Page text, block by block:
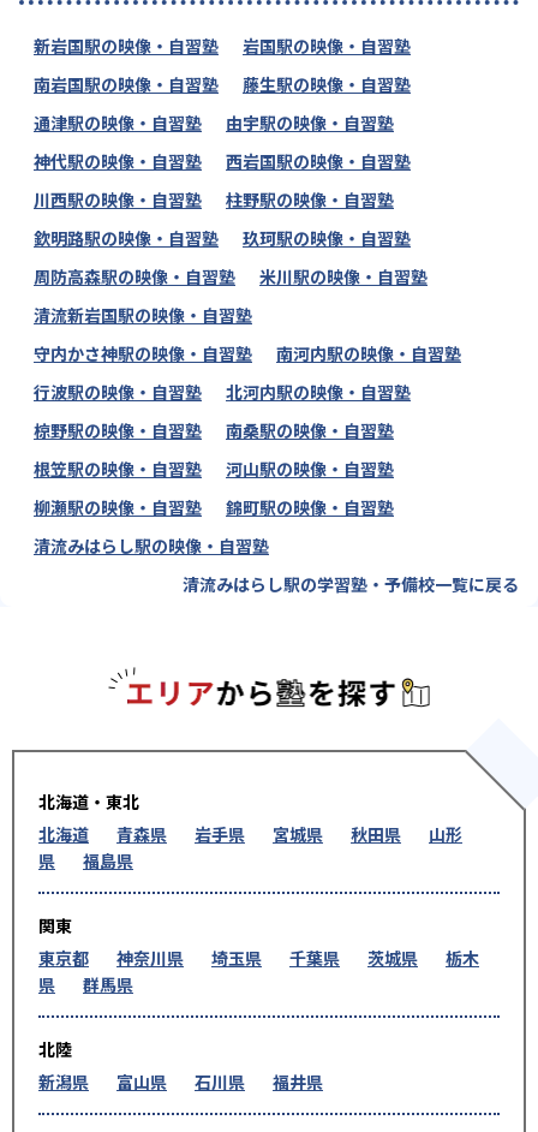
新岩国駅の映像・自習塾
岩国駅の映像・自習塾
南岩国駅の映像・自習塾
藤生駅の映像・自習塾
通津駅の映像・自習塾
由宇駅の映像・自習塾
神代駅の映像・自習塾
西岩国駅の映像・自習塾
川西駅の映像・自習塾
柱野駅の映像・自習塾
欽明路駅の映像・自習塾
玖珂駅の映像・自習塾
周防高森駅の映像・自習塾
米川駅の映像・自習塾
清流新岩国駅の映像・自習塾
守内かさ神駅の映像・自習塾
南河内駅の映像・自習塾
行波駅の映像・自習塾
北河内駅の映像・自習塾
椋野駅の映像・自習塾
南桑駅の映像・自習塾
根笠駅の映像・自習塾
河山駅の映像・自習塾
柳瀬駅の映像・自習塾
錦町駅の映像・自習塾
清流みはらし駅の映像・自習塾
清流みはらし駅の学習塾・予備校一覧に戻る
北海道・東北
北海道
青森県 岩手県 宮城県 秋田県
山形
県
福島県
関東
東京都
神奈川県 埼玉県 千葉県 茨城県
栃木
県
群馬県
北陸
新潟県
富山県 石川県 福井県